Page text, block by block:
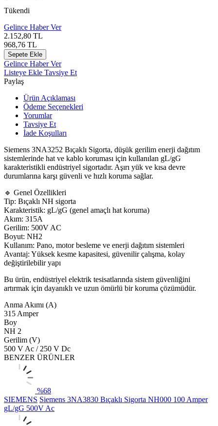
Tükendi
Gelince Haber Ver
2.152,80 TL
968,76 TL
Sepete Ekle
Gelince Haber Ver
Listeye Ekle Tavsiye Et
Paylaş
Ürün Açıklaması
Ödeme Seçenekleri
Yorumlar
Tavsiye Et
İade Koşulları
Siemens 3NA3252 Bıçaklı Sigorta, düşük gerilim enerji dağıtım
sistemlerinde hat ve kablo koruması için kullanılan gL/gG
karakteristikli endüstriyel sigortadır. Aşırı yük ve kısa devre
durumlarına karşı güvenli ve hızlı koruma sağlar.
🔹 Genel Özellikleri
Tip: Bıçaklı NH sigorta
Karakteristik: gL/gG (genel amaçlı hat koruma)
Akım: 315A
Gerilim: 500V AC
Boyut: NH2
Kullanım: Pano, motor besleme ve enerji dağıtım sistemleri
Avantaj: Yüksek kesme kapasitesi, güvenilir çalışma, kolay
değiştirilebilir yapı
Bu ürün, endüstriyel elektrik tesisatlarında sistem güvenliğini
artırmak için dayanıklı ve uzun ömürlü bir koruma çözümüdür.
Anma Akımı (A)
315 Amper
Boy
NH 2
Gerilim (V)
500 V Ac / 250 V Dc
BENZER ÜRÜNLER
%68
SIEMENS Siemens 3NA3830 Bıçaklı Sigorta NH000 100 Amper
gL/gG 500V Ac